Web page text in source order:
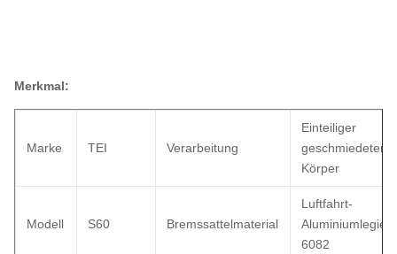
Merkmal:
Marke TEI Verarbeitung
Einteiliger
geschmiedeter
Körper
Modell S60 Bremssattelmaterial
Luftfahrt-
6082